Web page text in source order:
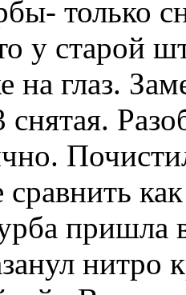
только
у старой
на глаз.
снятая.
сравнить
пришла
нитро